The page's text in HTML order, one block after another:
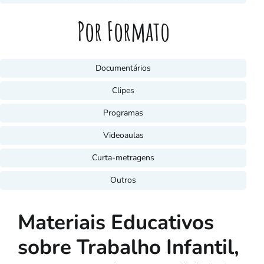
Por Formato
Documentários
Clipes
Programas
Videoaulas
Curta-metragens
Outros
Materiais Educativos
sobre Trabalho Infantil,